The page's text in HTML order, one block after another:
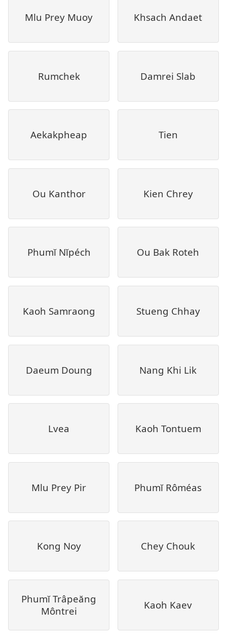
Mlu Prey Muoy Khsach Andaet
Rumchek Damrei Slab
Aekakpheap Tien
Ou Kanthor Kien Chrey
Phumĭ Nĭpéch Ou Bak Roteh
Kaoh Samraong Stueng Chhay
Daeum Doung Nang Khi Lik
Lvea Kaoh Tontuem
Mlu Prey Pir Phumĭ Rôméas
Kong Noy Chey Chouk
Phumĭ Trâpeăng
Môntrei
Kaoh Kaev